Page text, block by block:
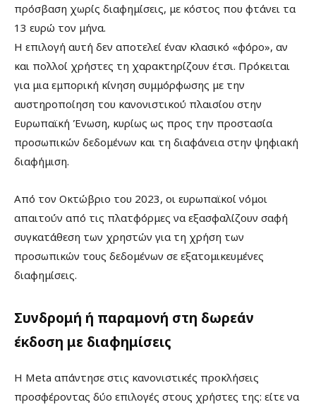
πρόσβαση χωρίς διαφημίσεις, με κόστος που φτάνει τα
13 ευρώ τον μήνα.
Η επιλογή αυτή δεν αποτελεί έναν κλασικό «φόρο», αν
και πολλοί χρήστες τη χαρακτηρίζουν έτσι. Πρόκειται
για μια εμπορική κίνηση συμμόρφωσης με την
αυστηροποίηση του κανονιστικού πλαισίου στην
Ευρωπαϊκή Ένωση, κυρίως ως προς την προστασία
προσωπικών δεδομένων και τη διαφάνεια στην ψηφιακή
διαφήμιση.
Από τον Οκτώβριο του 2023, οι ευρωπαϊκοί νόμοι
απαιτούν από τις πλατφόρμες να εξασφαλίζουν σαφή
συγκατάθεση των χρηστών για τη χρήση των
προσωπικών τους δεδομένων σε εξατομικευμένες
διαφημίσεις.
Συνδρομή ή παραμονή στη δωρεάν
έκδοση με διαφημίσεις
Η Meta απάντησε στις κανονιστικές προκλήσεις
προσφέροντας δύο επιλογές στους χρήστες της: είτε να